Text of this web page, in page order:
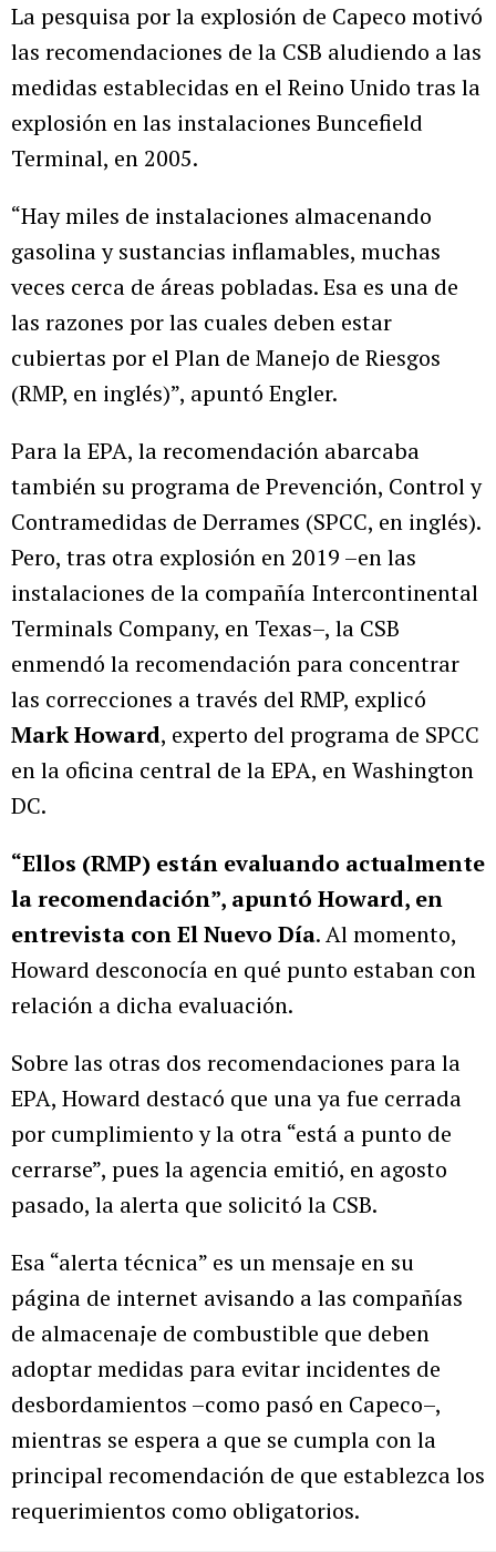
La pesquisa por la explosión de Capeco motivó
las recomendaciones de la CSB aludiendo a las
medidas establecidas en el Reino Unido tras la
explosión en las instalaciones Buncefield
Terminal, en 2005.
“Hay miles de instalaciones almacenando
gasolina y sustancias inflamables, muchas
veces cerca de áreas pobladas. Esa es una de
las razones por las cuales deben estar
cubiertas por el Plan de Manejo de Riesgos
(RMP, en inglés)”, apuntó Engler.
Para la EPA, la recomendación abarcaba
también su programa de Prevención, Control y
Contramedidas de Derrames (SPCC, en inglés).
Pero, tras otra explosión en 2019 –en las
instalaciones de la compañía Intercontinental
Terminals Company, en Texas–, la CSB
enmendó la recomendación para concentrar
las correcciones a través del RMP, explicó
Mark Howard, experto del programa de SPCC
en la oficina central de la EPA, en Washington
DC.
“Ellos (RMP) están evaluando actualmente
la recomendación”, apuntó Howard, en
entrevista con El Nuevo Día. Al momento,
Howard desconocía en qué punto estaban con
relación a dicha evaluación.
Sobre las otras dos recomendaciones para la
EPA, Howard destacó que una ya fue cerrada
por cumplimiento y la otra “está a punto de
cerrarse”, pues la agencia emitió, en agosto
pasado, la alerta que solicitó la CSB.
Esa “alerta técnica” es un mensaje en su
página de internet avisando a las compañías
de almacenaje de combustible que deben
adoptar medidas para evitar incidentes de
desbordamientos –como pasó en Capeco–,
mientras se espera a que se cumpla con la
principal recomendación de que establezca los
requerimientos como obligatorios.